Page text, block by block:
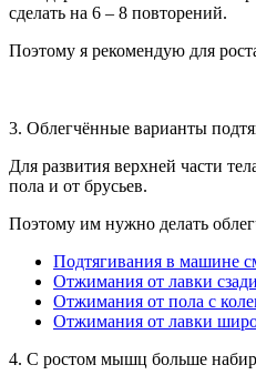
сделать на 6 – 8 повторений.
Поэтому я рекомендую для
3. Облегчённые варианты
Для развития верхней части
пола и от брусьев.
Поэтому им нужно делать
Подтягивания в машине
Отжимания от лавки сзади
Отжимания от пола с
Отжимания от лавки
4. С ростом мышц больше